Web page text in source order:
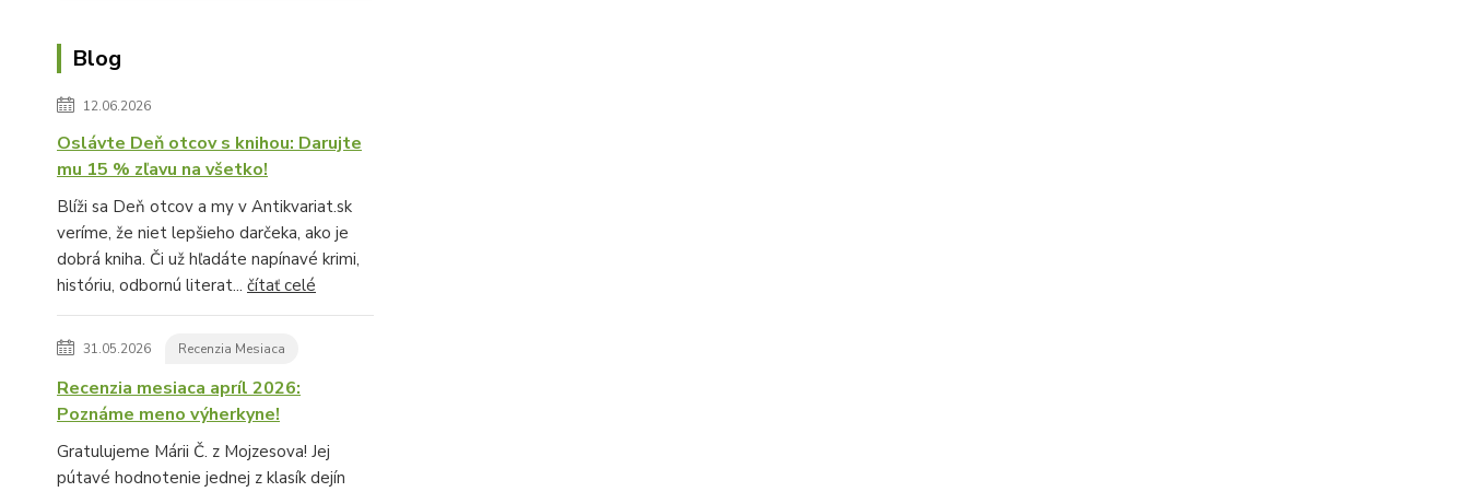
Blog
12.06.2026
Oslávte Deň otcov s knihou: Darujte
mu 15 % zľavu na všetko!
Blíži sa Deň otcov a my v Antikvariat.sk
veríme, že niet lepšieho darčeka, ako je
dobrá kniha. Či už hľadáte napínavé krimi,
históriu, odbornú literat... čítať celé
31.05.2026 Recenzia Mesiaca
Recenzia mesiaca apríl 2026:
Poznáme meno výherkyne!
Gratulujeme Márii Č. z Mojzesova! Jej
pútavé hodnotenie jednej z klasík dejín